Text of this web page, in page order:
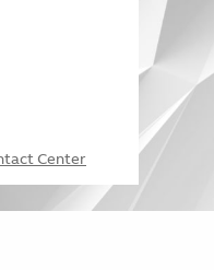
Center